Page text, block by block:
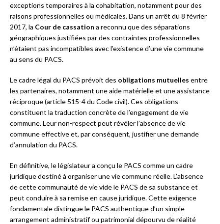
exceptions temporaires à la cohabitation, notamment pour des
raisons professionnelles ou médicales. Dans un arrêt du 8 février
2017, la Cour de cassation a reconnu que des séparations
géographiques justifiées par des contraintes professionnelles
n’étaient pas incompatibles avec l’existence d’une vie commune
au sens du PACS.
Le cadre légal du PACS prévoit des obligations mutuelles entre
les partenaires, notamment une aide matérielle et une assistance
réciproque (article 515-4 du Code civil). Ces obligations
constituent la traduction concrète de l’engagement de vie
commune. Leur non-respect peut révéler l’absence de vie
commune effective et, par conséquent, justifier une demande
d’annulation du PACS.
En définitive, le législateur a conçu le PACS comme un cadre
juridique destiné à organiser une vie commune réelle. L’absence
de cette communauté de vie vide le PACS de sa substance et
peut conduire à sa remise en cause juridique. Cette exigence
fondamentale distingue le PACS authentique d’un simple
arrangement administratif ou patrimonial dépourvu de réalité